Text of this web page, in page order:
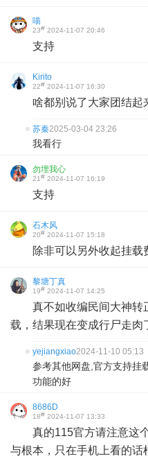
喵
23# 2024-11-07 20:46
支持
Kirito
22# 2024-11-07 16:30
啥都别说了大家团结起
苏秦2025-03-04 23:26
我看行
勿埋我心
21# 2024-11-07 16:19
支持
石木风
20# 2024-11-07 15:18
除非可以另外收起挂载
黎塘丁真
19# 2024-11-07 14:25
真不如收编民间大神转
载，结果现在变成行尸走肉
yejiangxiao2024-11-10 05:13
参考其他网盘,官方支持挂
功能的好
8686D
18# 2024-11-07 13:33
真的115官方请注意这
与根本，只在手机上看的